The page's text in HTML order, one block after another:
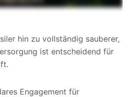
hin zu vollständig sauberer,
ist entscheidend für
Engagement für